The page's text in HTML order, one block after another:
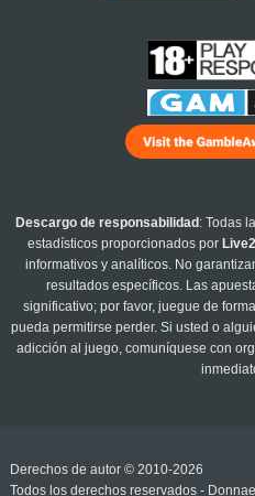
Descargo de responsabilidad : Todas
estadísticos proporcionados por
informativos y analíticos. No
resultados específicos. Las
significativo; por favor, juegue de
pueda permitirse perder. Si usted o
adicción al juego, comuníquese con
Derechos de autor © 2010-2026
Todos los derechos reservados -